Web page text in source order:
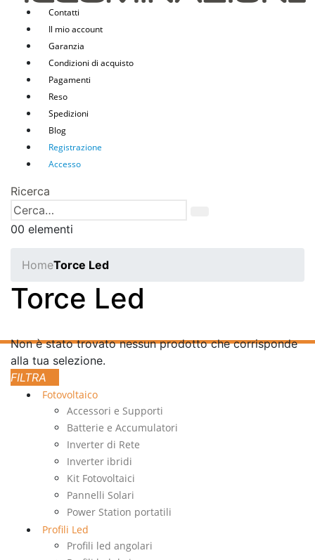
Contatti
Il mio account
Garanzia
Condizioni di acquisto
Pagamenti
Reso
Spedizioni
Blog
Registrazione
Accesso
Ricerca
00 elementi
HomeTorce Led
Torce Led
Non è stato trovato nessun prodotto che corrisponde
alla tua selezione.
Fotovoltaico
Accessori e Supporti
Batterie e Accumulatori
Inverter di Rete
Inverter ibridi
Kit Fotovoltaici
Pannelli Solari
Power Station portatili
Profili Led
Profili led angolari